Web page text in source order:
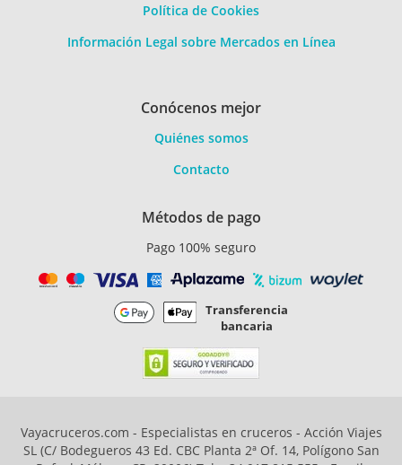
Política de Cookies
Información Legal sobre Mercados en Línea
Conócenos mejor
Quiénes somos
Contacto
Métodos de pago
Pago 100% seguro
Transferencia
bancaria
Vayacruceros.com - Especialistas en cruceros - Acción Viajes
SL (C/ Bodegueros 43 Ed. CBC Planta 2ª Of. 14, Polígono San